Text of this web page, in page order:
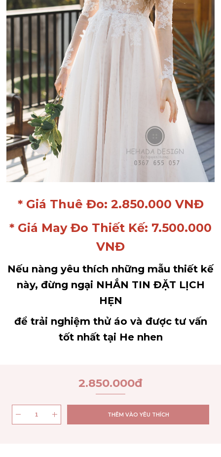
* Giá Thuê Đo: 2.850.000 VNĐ
* Giá May Đo Thiết Kế: 7.500.000
VNĐ
Nếu nàng yêu thích những mẫu thiết kế
này, đừng ngại NHẮN TIN ĐẶT LỊCH
HẸN
để trải nghiệm thử áo và được tư vấn
tốt nhất tại He nhen
2.850.000đ
THÊM VÀO YÊU THÍCH